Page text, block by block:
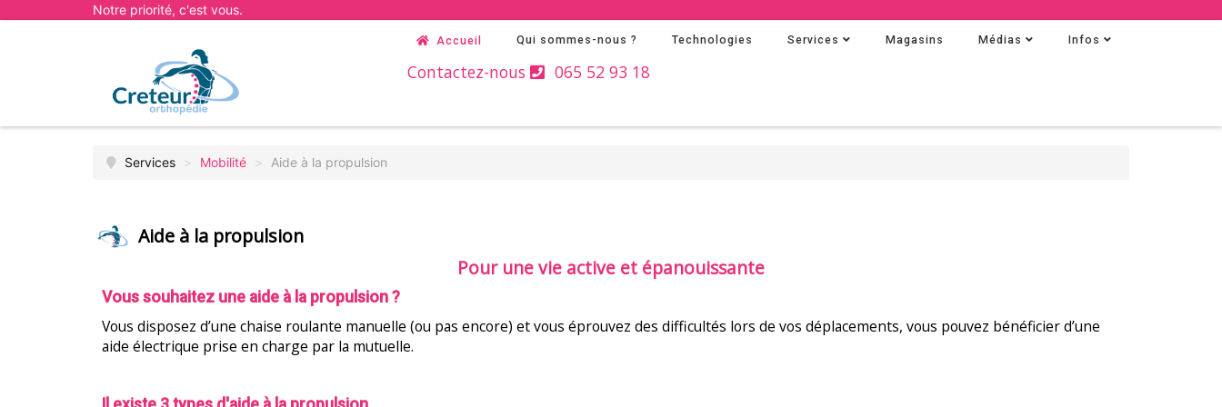
Notre priorité, c'est vous.
Accueil Qui sommes-nous ? Technologies Services Magasins Médias Infos
Contactez-nous 065 52 93 18
Services > Mobilité > Aide à la propulsion
Aide à la propulsion
Pour une vie active et épanouissante
Vous souhaitez une aide à la propulsion ?
Vous disposez d’une chaise roulante manuelle (ou pas encore) et vous éprouvez des difficultés lors de vos déplacements, vous pouvez bénéficier d’une
aide électrique prise en charge par la mutuelle.